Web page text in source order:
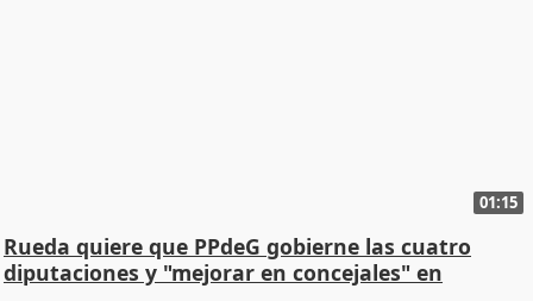
01:15
Rueda quiere que PPdeG gobierne las cuatro
diputaciones y "mejorar en concejales" en